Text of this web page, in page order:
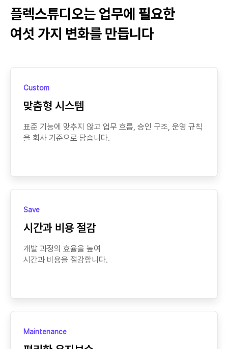
플렉스튜디오는 업무에 필요한
여섯 가지 변화를 만듭니다
Custom
맞춤형 시스템
표준 기능에 맞추지 않고 업무 흐름, 승인 구조, 운영 규칙
을 회사 기준으로 담습니다.
Save
시간과 비용 절감
개발 과정의 효율을 높여
시간과 비용을 절감합니다.
Maintenance